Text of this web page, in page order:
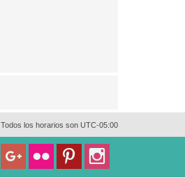
Todos los horarios son UTC-05:00